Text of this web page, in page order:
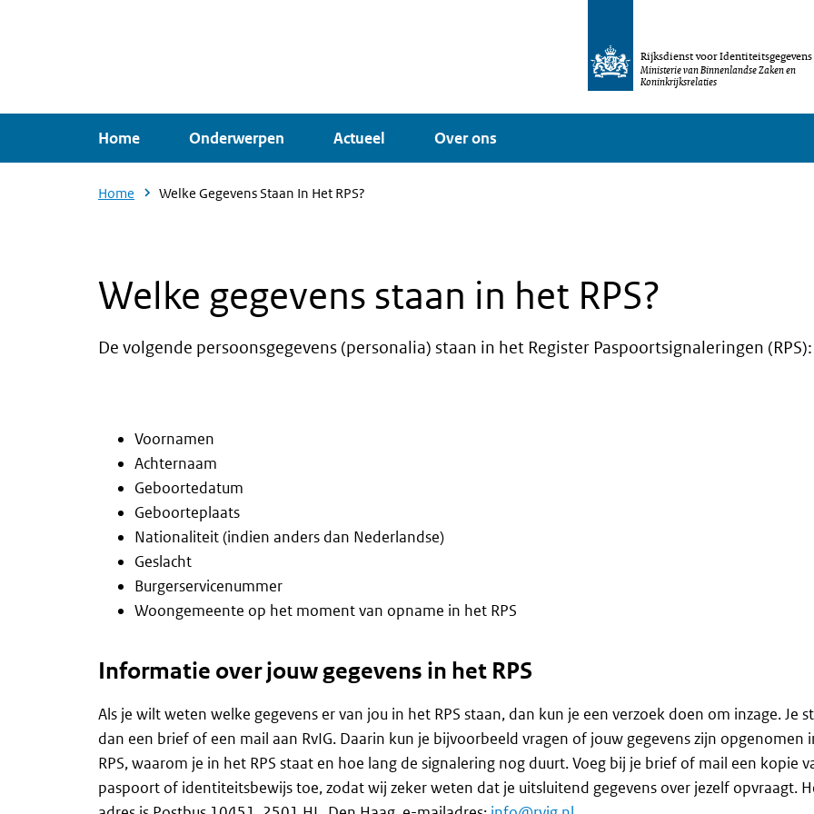
de
gaan
Rijksdienst voor Identiteitsgegevens
Ministerie van Binnenlandse Zaken en
Koninkrijksrelaties
Home Onderwerpen Actueel Over ons
Home Welke Gegevens Staan In Het RPS?
Welke gegevens staan in het RPS?
De volgende persoonsgegevens (personalia) staan in het Register Paspoortsignaleringen (RPS):
Voornamen
Achternaam
Geboortedatum
Geboorteplaats
Nationaliteit (indien anders dan Nederlandse)
Geslacht
Burgerservicenummer
Woongemeente op het moment van opname in het RPS
Informatie over jouw gegevens in het RPS
Als je wilt weten welke gegevens er van jou in het RPS staan, dan kun je een verzoek doen om inzage. Je
dan een brief of een mail aan RvIG. Daarin kun je bijvoorbeeld vragen of jouw gegevens zijn opgenomen
RPS, waarom je in het RPS staat en hoe lang de signalering nog duurt. Voeg bij je brief of mail een kopie
paspoort of identiteitsbewijs toe, zodat wij zeker weten dat je uitsluitend gegevens over jezelf opvraagt.